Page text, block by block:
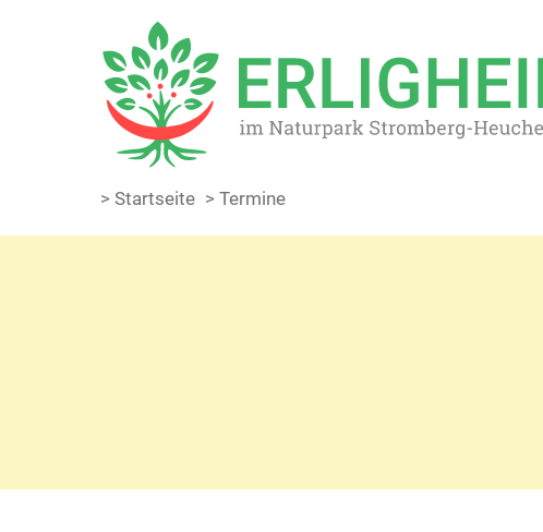
> Startseite > Termine